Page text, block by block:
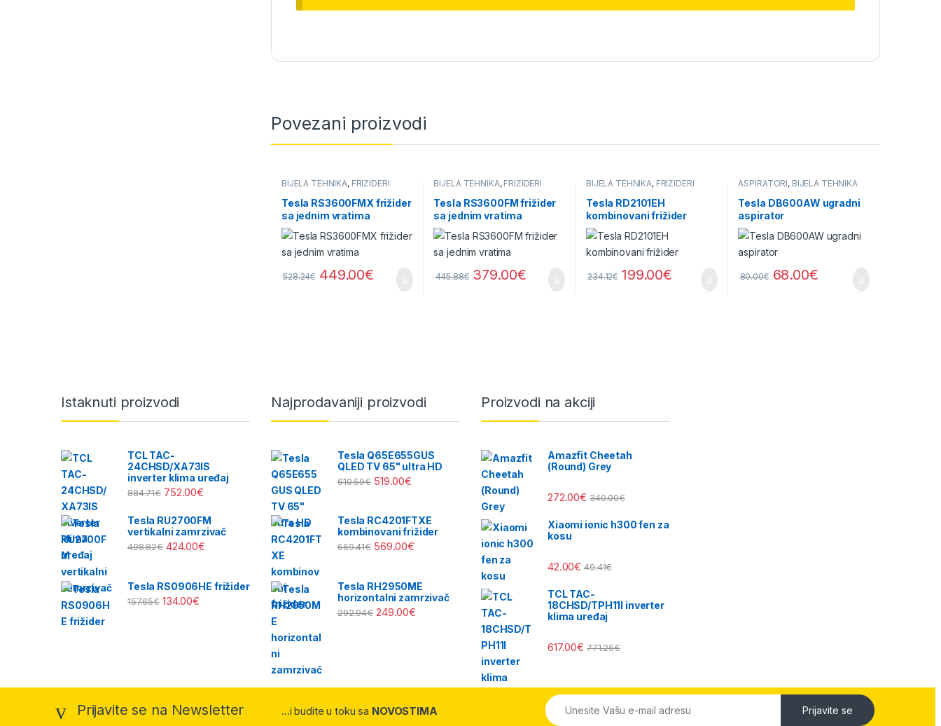
Povezani proizvodi
BIJELA TEHNIKA, FRIŽIDERI
Tesla RS3600FMX frižider
sa jednim vratima
528.24€ 449.00€
BIJELA TEHNIKA, FRIŽIDERI
Tesla RS3600FM frižider
sa jednim vratima
445.88€ 379.00€
BIJELA TEHNIKA, FRIŽIDERI
Tesla RD2101EH
kombinovani frižider
234.12€ 199.00€
ASPIRATORI, BIJELA TEHNIKA
Tesla DB600AW ugradni
aspirator
80.00€ 68.00€
Brands Carousel
Istaknuti proizvodi
TCL TAC-
24CHSD/XA73IS
inverter klima uređaj
884.71€ 752.00€
Tesla RU2700FM
vertikalni zamrzivač
498.82€ 424.00€
Tesla RS0906HE frižider
157.65€ 134.00€
Najprodavaniji proizvodi
Tesla Q65E655GUS
QLED TV 65" ultra HD
610.59€ 519.00€
Tesla RC4201FTXE
kombinovani frižider
669.41€ 569.00€
Tesla RH2950ME
horizontalni zamrzivač
292.94€ 249.00€
Proizvodi na akciji
Amazfit Cheetah
(Round) Grey
272.00€ 340.00€
Xiaomi ionic h300 fen za
kosu
42.00€ 49.41€
TCL TAC-
18CHSD/TPH11I inverter
klima uređaj
617.00€ 771.25€
Prijavite se na Newsletter ...i budite u toku sa NOVOSTIMA Prijavite se